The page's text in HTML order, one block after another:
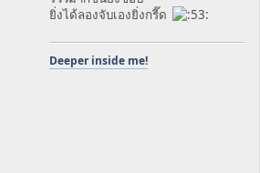
ยิ่งได้ลองจับเองยิ่งกรี๊ด
Deeper inside me!